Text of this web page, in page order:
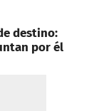
destino:
por él